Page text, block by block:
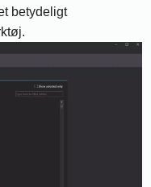
betydeligt